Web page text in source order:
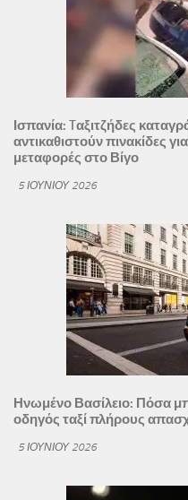
Ισπανία: Tαξιτζήδες
αντικαθιστούν πινακίδες
μεταφορές στο Βίγο
5 ΙΟΥΝΊΟΥ 2026
Ηνωμένο Βασίλειο: Πόσα
οδηγός ταξί πλήρους
5 ΙΟΥΝΊΟΥ 2026